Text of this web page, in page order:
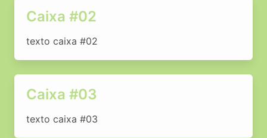
Caixa #02
texto caixa #02
Caixa #03
texto caixa #03